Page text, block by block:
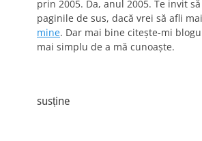
prin 2005. Da, anul 2005. Te invit
paginile de sus, dacă vrei să afli
mine. Dar mai bine citește-mi
mai simplu de a mă cunoaște.
susține